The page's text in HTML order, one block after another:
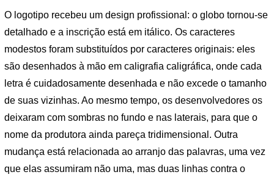
O logotipo recebeu um design profissional: o globo tornou-se
detalhado e a inscrição está em itálico. Os caracteres
modestos foram substituídos por caracteres originais: eles
são desenhados à mão em caligrafia caligráfica, onde cada
letra é cuidadosamente desenhada e não excede o tamanho
de suas vizinhas. Ao mesmo tempo, os desenvolvedores os
deixaram com sombras no fundo e nas laterais, para que o
nome da produtora ainda pareça tridimensional. Outra
mudança está relacionada ao arranjo das palavras, uma vez
que elas assumiram não uma, mas duas linhas contra o